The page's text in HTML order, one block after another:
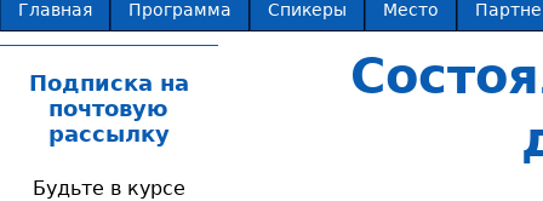
Главная Программа Спикеры Место
Подписка на
почтовую
рассылку
Будьте в курсе